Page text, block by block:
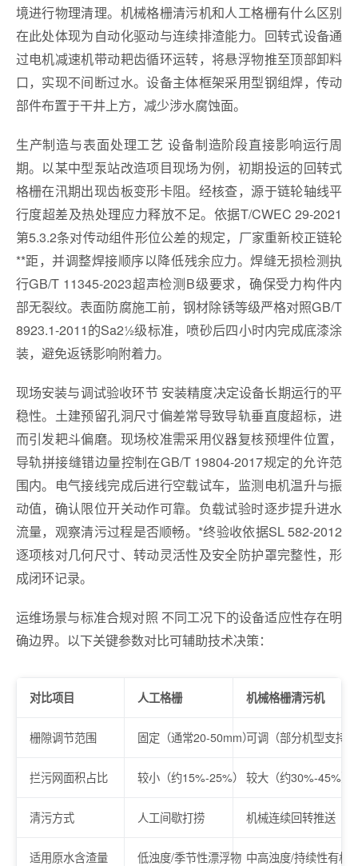
境进行物理清理。机械格栅清污机和人工格栅有什么区别
在此处体现为自动化驱动与连续排渣能力。回转式设备通
过电机减速机带动耙齿循环运转，将悬浮物推至顶部卸料
口，实现不间断过水。设备主体框架采用型钢组焊，传动
部件布置于干井上方，减少涉水腐蚀面。
生产制造与表面处理工艺 设备制造阶段直接影响运行周
期。以某中型泵站改造项目现场为例，初期投运的回转式
格栅在汛期出现齿板变形卡阻。经核查，源于链轮轴线平
行度超差及热处理应力释放不足。依据T/CWEC 29-2021
第5.3.2条对传动组件形位公差的规定，厂家重新校正链轮
**距，并调整焊接顺序以降低残余应力。焊缝无损检测执
行GB/T 11345-2023超声检测B级要求，确保受力构件内
部无裂纹。表面防腐施工前，钢材除锈等级严格对照GB/T
8923.1-2011的Sa2½级标准，喷砂后四小时内完成底漆涂
装，避免返锈影响附着力。
现场安装与调试验收环节 安装精度决定设备长期运行的平
稳性。土建预留孔洞尺寸偏差常导致导轨垂直度超标，进
而引发耙斗偏磨。现场校准需采用仪器复核预埋件位置，
导轨拼接缝错边量控制在GB/T 19804-2017规定的允许范
围内。电气接线完成后进行空载试车，监测电机温升与振
动值，确认限位开关动作可靠。负载试验时逐步提升进水
流量，观察清污过程是否顺畅。*终验收依据SL 582-2012
逐项核对几何尺寸、转动灵活性及安全防护罩完整性，形
成闭环记录。
运维场景与标准合规对照 不同工况下的设备适应性存在明
确边界。以下关键参数对比可辅助技术决策：
对比项目 人工格栅 机械格栅清污机
栅隙调节范围 固定（通常20-50mm）可调（部分机型支持
拦污网面积占比 较小（约15%-25%） 较大（约30%-45%）
清污方式 人工间歇打捞 机械连续回转推送
适用原水含渣量 低浊度/季节性漂浮物 中高浊度/持续性有机